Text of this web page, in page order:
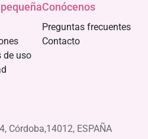
de uso
Conócenos
Preguntas frecuentes
Contacto
Córdoba,14012, ESPAÑA